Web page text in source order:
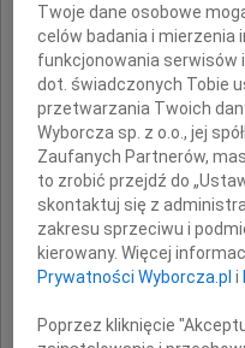
Twoje dane osobowe
celów badania i
funkcjonowania serwisów
dot. świadczonych Tobie
przetwarzania Twoich
Wyborcza sp. z o.o., jej
Zaufanych Partnerów,
to zrobić przejdź do
skontaktuj się z
zakresu sprzeciwu i
kierowany. Więcej
Prywatności Wyborcza.pl i
Poprzez kliknięcie